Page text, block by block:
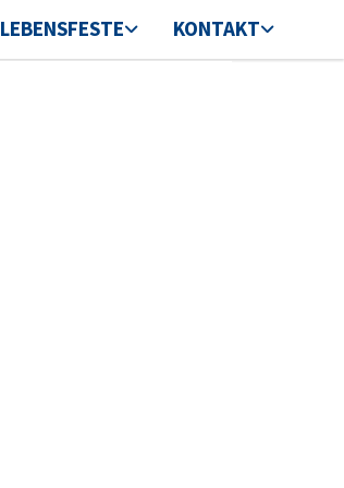
LEBENSFESTE KONTAKT